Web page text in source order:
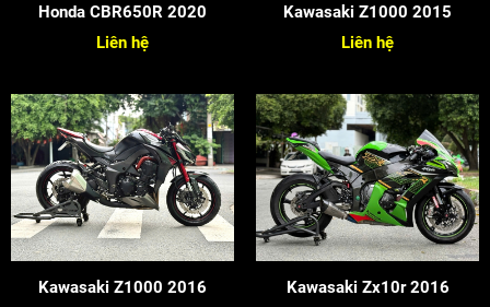
Honda CBR650R 2020
Liên hệ
Kawasaki Z1000 2015
Liên hệ
Kawasaki Z1000 2016
Kawasaki Zx10r 2016